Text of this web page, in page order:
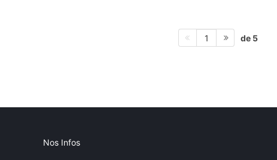
1 de 5
Nos Infos